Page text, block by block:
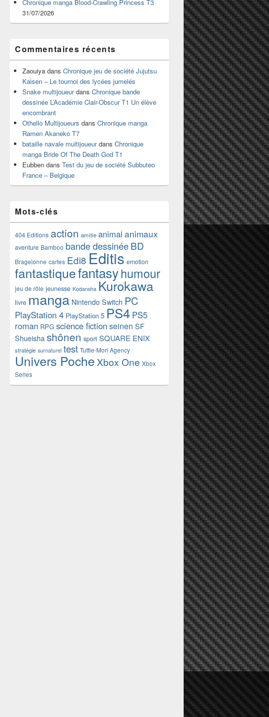
Chronique manga Blood-Crawling Princess T3
31/07/2026
Commentaires récents
Zaouiya dans Chronique jeu de société Jujutsu
Kaisen – Le tournoi des lycées jumelés
Snake multijoueurdans Chronique bande
dessinée L’Académie Clair-Obscur T1 Un élève
encombrant
Othello Multijoueurs dans Chronique manga
Ramen Akaneko T7
bataille navale multijoueurdans Chronique
manga Bride Of The Death God T1
Eubben dans Test du jeu de société Subbuteo
France – Belgique
Mots-clés
404 Editions action amitie animal animaux
aventure Bamboo bande dessinéeBD
Bragelonne cartes Edi8 Editis emotion
fantastiquefantasyhumour
jeu de rôle jeunesse Kodansha Kurokawa
livre manga Nintendo Switch PC
PlayStation 4 PlayStation 5 PS4 PS5
roman RPG science fictionseinen SF
Shueisha shônen sport SQUARE ENIX
stratégie surnaturel test Tuttle-Mori Agency
Univers Poche Xbox One Xbox
Series